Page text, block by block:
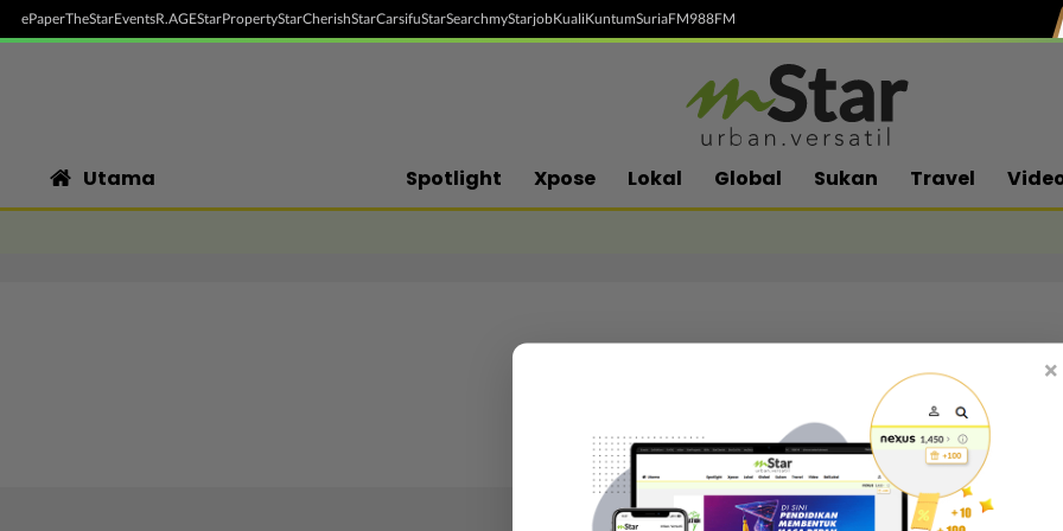
ePaperTheStarEventsR.AGEStarPropertyStarCherishStarCarsifuStarSearchmyStarjobKualiKuntumSuriaFM988FM
Utama Spotlight Xpose Lokal Global Sukan Travel
Follow media sosial kami
×